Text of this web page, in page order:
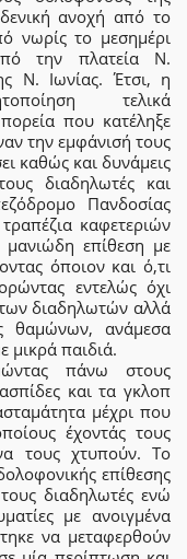
ανοχή από το
νωρίς το μεσημέρι
την πλατεία Ν.
Ν. Ιωνίας. Έτσι, η
τελικά
που κατέληξε
την εμφάνισή τους
καθώς και δυνάμεις
διαδηλωτές και
Πανδοσίας
καφετεριών
επίθεση με
όποιον και ό,τι
εντελώς όχι
διαδηλωτών αλλά
θαμώνων, ανάμεσα
μικρά παιδιά.
πάνω στους
και τα γκλοπ
μέχρι που
έχοντάς τους
τους χτυπούν. Το
επίθεσης
διαδηλωτές ενώ
με ανοιγμένα
να μεταφερθούν